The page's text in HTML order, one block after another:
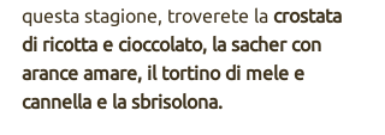
questa stagione, troverete la crostata
di ricotta e cioccolato, la sacher con
arance amare, il tortino di mele e
cannella e la sbrisolona.